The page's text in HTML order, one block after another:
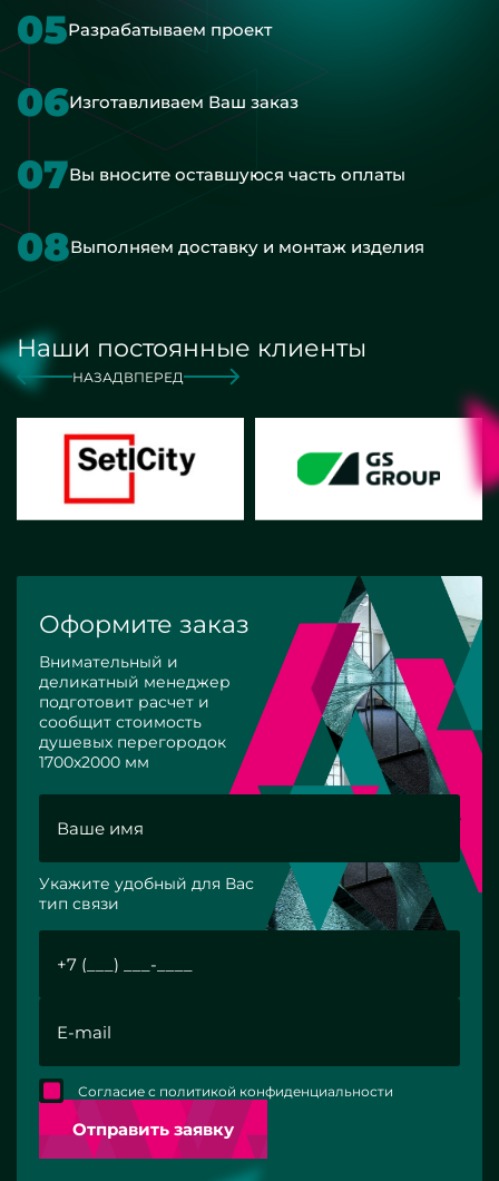
05Разрабатываем проект
06Изготавливаем Ваш заказ
07Вы вносите оставшуюся часть оплаты
08Выполняем доставку и монтаж изделия
Наши постоянные клиенты
НАЗАД ВПЕРЕД
Оформите заказ
Внимательный и
деликатный менеджер
подготовит расчет и
сообщит стоимость
душевых перегородок
1700х2000 мм
Укажите удобный для Вас
тип связи
Отправить заявку
Согласие с политикой конфиденциальности